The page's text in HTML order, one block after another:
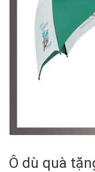
Ô dù quà